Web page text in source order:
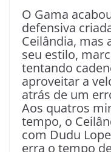
O Gama
defensiva
Ceilândia, mas
seu estilo,
tentando
aproveitar a
atrás de um
Aos quatros
tempo, o
com Dudu
erra o tempo